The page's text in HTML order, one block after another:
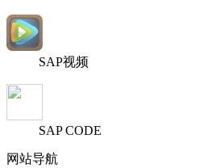
SAP视频
SAP CODE
网站导航